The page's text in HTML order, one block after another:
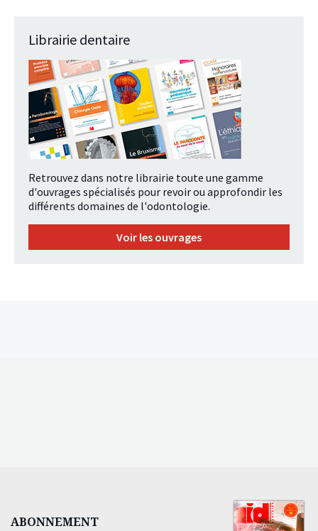
Librairie dentaire
Retrouvez dans notre librairie toute une gamme
d'ouvrages spécialisés pour revoir ou approfondir les
différents domaines de l'odontologie.
Voir les ouvrages
ABONNEMENT